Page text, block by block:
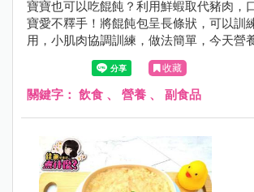
寶寶也可以吃餛飩？利用鮮蝦取代豬肉，
寶愛不釋手！將餛飩包呈長條狀，可以訓
用，小肌肉協調訓練，做法簡單，今天營
收藏
關鍵字： 飲食 、 營養 、 副食品